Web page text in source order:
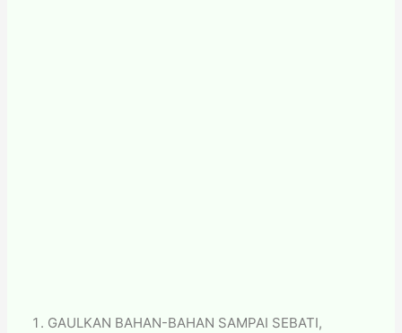
GAULKAN BAHAN-BAHAN SAMPAI SEBATI,